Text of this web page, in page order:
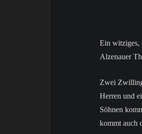
Ein witziges,
Alzenauer
Zwei
Herren und
Söhnen
kommt auch